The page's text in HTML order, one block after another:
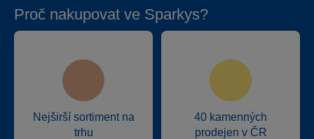
Proč nakupovat ve Sparkys?
Nejširší sortiment na
trhu
40 kamenných
prodejen v ČR